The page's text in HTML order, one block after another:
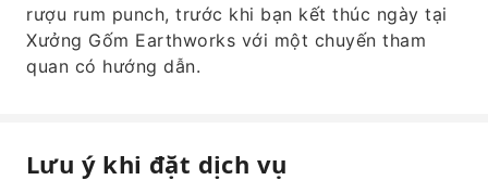
rượu rum punch, trước khi bạn kết thúc ngày tại
Xưởng Gốm Earthworks với một chuyến tham
quan có hướng dẫn.
Lưu ý khi đặt dịch vụ